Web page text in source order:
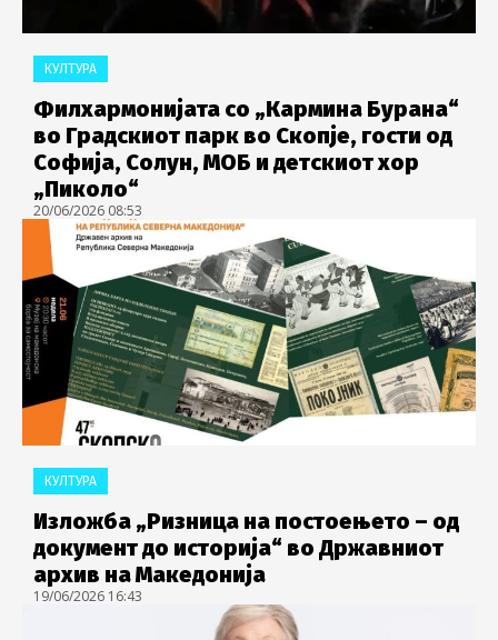
КУЛТУРА
Филхармонијата со „Кармина Бурана“
во Градскиот парк во Скопје, гости од
Софија, Солун, МОБ и детскиот хор
„Пиколо“
20/06/2026 08:53
КУЛТУРА
Изложба „Ризница на постоењето – од
документ до историја“ во Државниот
архив на Македонија
19/06/2026 16:43